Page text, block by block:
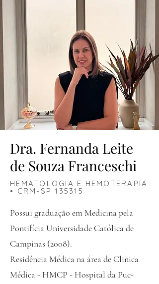
Dra. Fernanda Leite
de Souza Franceschi
HEMATOLOGIA E HEMOTERAPIA
• CRM-SP 135315
Possui graduação em Medicina pela
Pontifícia Universidade Católica de
Campinas (2008).
Residência Médica na área de Clinica
Médica - HMCP - Hospital da Puc-